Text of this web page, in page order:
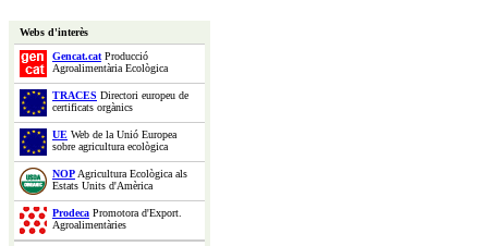
Webs d'interès
Gencat.catProducció
Agroalimentària Ecològica
TRACES Directori europeu de
certificats orgànics
UE Web de la Unió Europea
sobre agricultura ecològica
NOPAgricultura Ecològica als
Estats Units d'Amèrica
Prodeca Promotora d'Export.
Agroalimentàries